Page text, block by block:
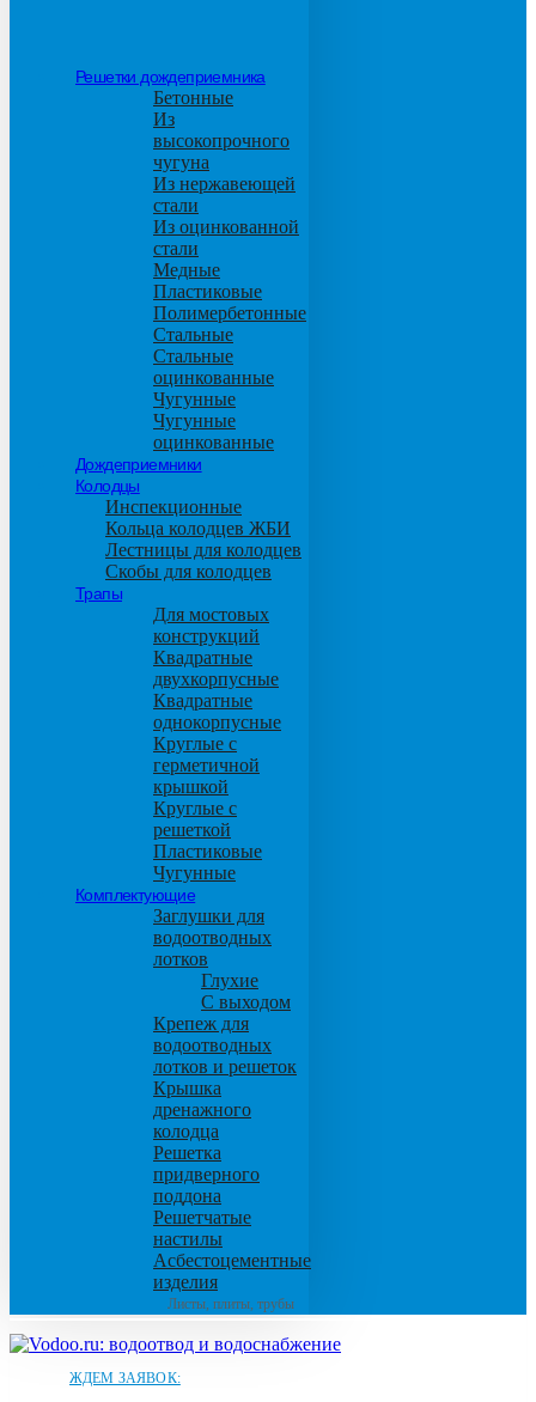
Решетки дождеприемника
Бетонные
Из
высокопрочного
чугуна
Из нержавеющей
стали
Из оцинкованной
стали
Медные
Пластиковые
Полимербетонные
Стальные
Стальные
оцинкованные
Чугунные
Чугунные
оцинкованные
Дождеприемники
Колодцы
Инспекционные
Кольца колодцев ЖБИ
Лестницы для колодцев
Скобы для колодцев
Трапы
Для мостовых
конструкций
Квадратные
двухкорпусные
Квадратные
однокорпусные
Круглые с
герметичной
крышкой
Круглые с
решеткой
Пластиковые
Чугунные
Комплектующие
Заглушки для
водоотводных
лотков
Глухие
С выходом
Крепеж для
водоотводных
лотков и решеток
Крышка
дренажного
колодца
Решетка
придверного
поддона
Решетчатые
настилы
Асбестоцементные
изделия
Листы, плиты, трубы
ЖДЕМ ЗАЯВОК: